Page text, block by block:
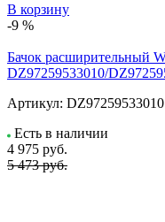
В корзину
-9 %
Бачок расширительный
DZ97259533010/
Артикул: DZ97259533010
Есть в наличии
4 975 руб.
5 473 руб.